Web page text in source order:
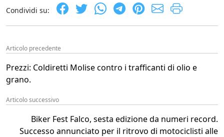
Condividi su:
Articolo precedente
Prezzi: Coldiretti Molise contro i trafficanti di olio e
grano.
Articolo successivo
Biker Fest Falco, sesta edizione da numeri record.
Successo annunciato per il ritrovo di motociclisti alle